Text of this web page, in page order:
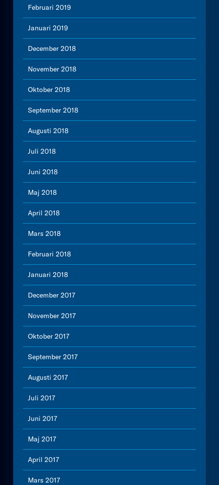
Februari 2019
Januari 2019
December 2018
November 2018
Oktober 2018
September 2018
Augusti 2018
Juli 2018
Juni 2018
Maj 2018
April 2018
Mars 2018
Februari 2018
Januari 2018
December 2017
November 2017
Oktober 2017
September 2017
Augusti 2017
Juli 2017
Juni 2017
Maj 2017
April 2017
Mars 2017